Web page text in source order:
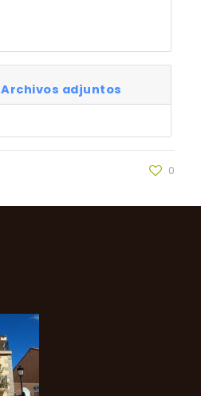
Archivos adjuntos
0